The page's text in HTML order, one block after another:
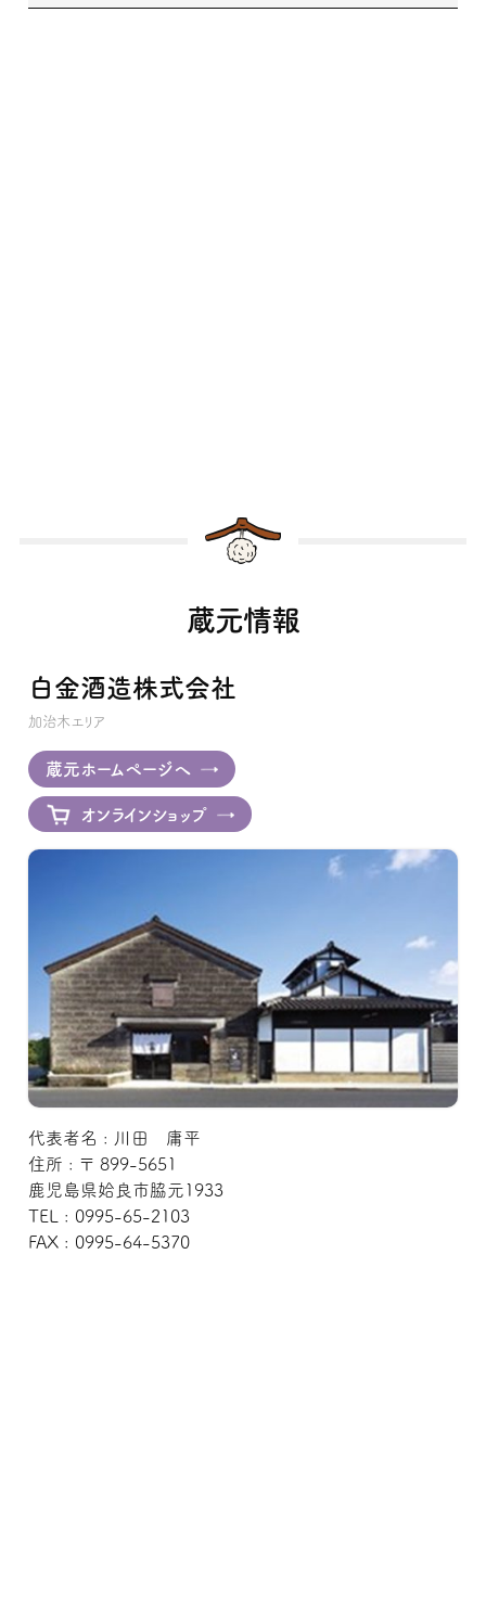
蔵元情報
白金酒造株式会社
加治木エリア
蔵元ホームページへ
オンラインショップ
代表者名 : 川田 庸平
住所 : 〒 899-5651
鹿児島県姶良市脇元1933
TEL : 0995-65-2103
FAX : 0995-64-5370